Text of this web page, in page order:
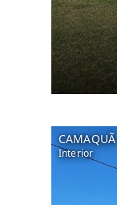
CAMAQUÃ
Interior